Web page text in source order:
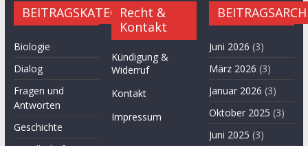
BEITRAGSKATEGORIEN
Biologie
Dialog
Fragen und
Antworten
Geschichte
Recht &
Kontakt
Kündigung &
Widerruf
Kontakt
Impressum
Juni 2026 (3)
März 2026 (3)
Januar 2026 (3)
Oktober 2025 (3)
Juni 2025 (3)